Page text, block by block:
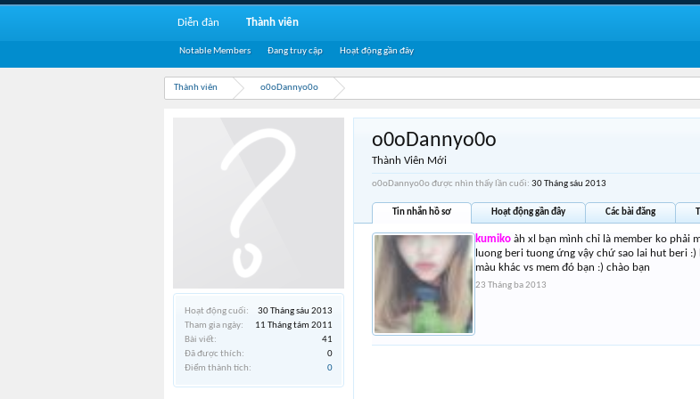
Thành viên o0oDannyo0o
Hoạt động cuối:
30 Tháng sáu 2013
Tham gia ngày:
11 Tháng tám 2011
Bài viết:
41
Đã được thích:
0
Điểm thành tích:
0
o0oDannyo0o
Thành Viên Mới
o0oDannyo0o được nhìn thấy lần cuối: 30 Tháng sáu 2013
Tin nhắn hồ sơ Hoạt động gần đây Các bài đăng
kumiko àh xl bạn mình chỉ là member ko phải
luong beri tuong ứng vậy chứ sao lai hut beri
màu khác vs mem đó bạn :) chào bạn
23 Tháng ba 2013
Diễn đàn Thành viên
Notable Members Đang truy cập Hoạt động gần đây